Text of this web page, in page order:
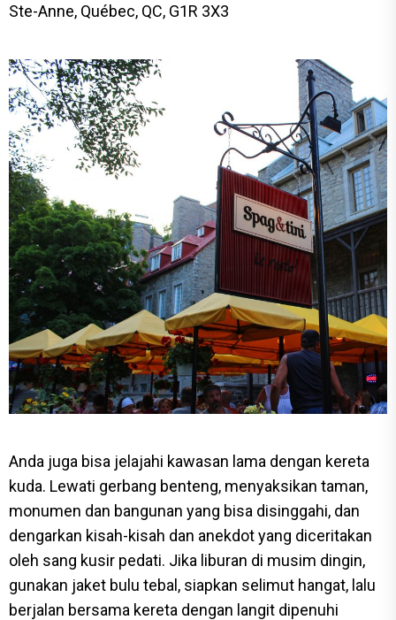
Ste-Anne, Québec, QC, G1R 3X3
Anda juga bisa jelajahi kawasan lama dengan kereta
kuda. Lewati gerbang benteng, menyaksikan taman,
monumen dan bangunan yang bisa disinggahi, dan
dengarkan kisah-kisah dan anekdot yang diceritakan
oleh sang kusir pedati. Jika liburan di musim dingin,
gunakan jaket bulu tebal, siapkan selimut hangat, lalu
berjalan bersama kereta dengan langit dipenuhi